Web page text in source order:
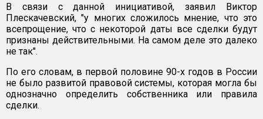
В связи с данной инициативой, заявил Виктор
Плескачевский, "у многих сложилось мнение, что это
всепрощение, что с некоторой даты все сделки будут
признаны действительными. На самом деле это далеко
не так".
По его словам, в первой половине 90-х годов в России
не было развитой правовой системы, которая могла бы
однозначно определить собственника или правила
сделки.